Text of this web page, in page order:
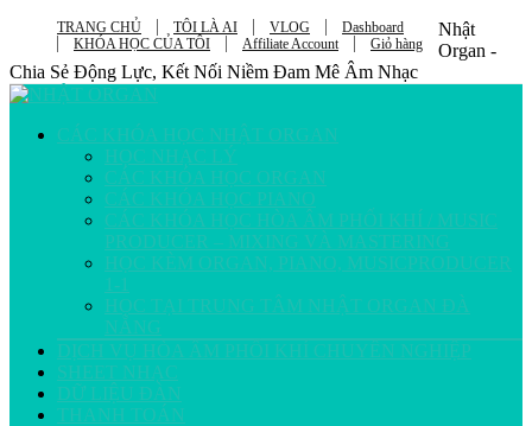
TRANG CHỦ TÔI LÀ AI VLOG
Dashboard
KHÓA HỌC CỦA TÔI
Affiliate Account Giỏ hàng
Nhật
Organ -
Chia Sẻ Động Lực, Kết Nối Niềm Đam Mê Âm Nhạc
CÁC KHÓA HỌC NHẬT ORGAN
HỌC NHẠC LÝ
CÁC KHÓA HỌC ORGAN
CÁC KHÓA HỌC PIANO
CÁC KHÓA HỌC HÒA ÂM PHỐI KHÍ / MUSIC
PRODUCER – MIXING VÀ MASTERING
HỌC KÈM ORGAN, PIANO, MUSICPRODUCER
1-1
HỌC TẠI TRUNG TÂM NHẬT ORGAN ĐÀ
NẴNG
DỊCH VỤ HÒA ÂM PHỐI KHÍ CHUYÊN NGHIỆP
SHEET NHẠC
DỮ LIỆU ĐÀN
THANH TOÁN